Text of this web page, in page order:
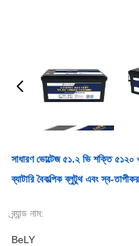
সাধারণ ভোল্টেজ ৫১.২ ভি শক্তি
ব্যাটারি বৈকল্পিক ব্লুটুথ এবং স্ব-
ব্র্যান্ড নাম:
BeLY